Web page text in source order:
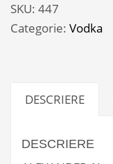
SKU: 447
Categorie: Vodka
DESCRIERE
DESCRIERE